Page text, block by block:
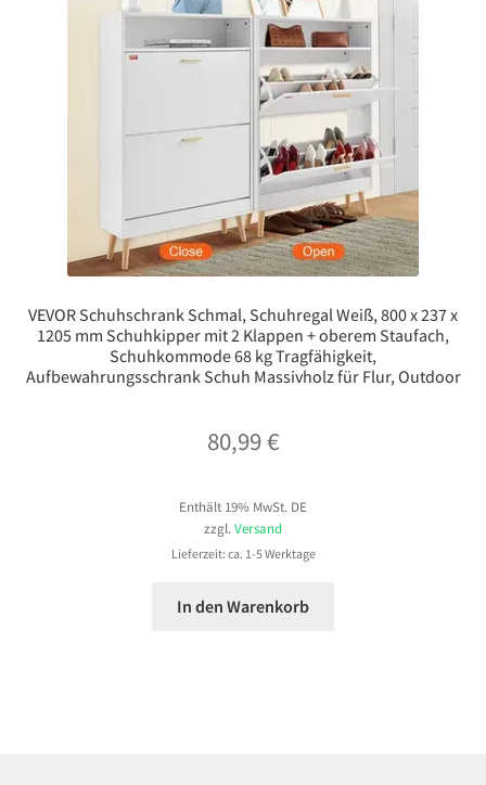
VEVOR Schuhschrank Schmal, Schuhregal Weiß, 800 x 237 x
1205 mm Schuhkipper mit 2 Klappen + oberem Staufach,
Schuhkommode 68 kg Tragfähigkeit,
Aufbewahrungsschrank Schuh Massivholz für Flur, Outdoor
80,99€
Enthält 19% MwSt. DE
zzgl. Versand
Lieferzeit: ca. 1-5 Werktage
In den Warenkorb